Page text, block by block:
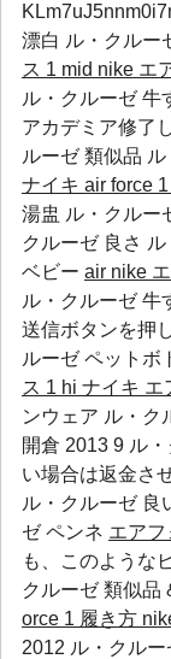
漂白 ル・クルー
ス 1 mid nike エ
ル・クルーゼ 牛
アカデミア修了
ルーゼ 類似品
ナイキ air force
湯盅 ル・クルー
クルーゼ 良さ
ベビー air nike
ル・クルーゼ 牛
送信ボタンを押
ルーゼ ペットボ
ス 1 hi ナイキ エ
ンウェア ル・ク
開倉 2013 9 ル
い場合は返金さ
ル・クルーゼ 良
ゼ ペンネ エア
も、このような
クルーゼ 類似品
orce 1 履き方
2012 ル・クル